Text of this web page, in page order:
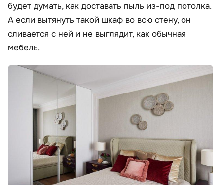
будет думать, как доставать пыль из-под потолка.
А если вытянуть такой шкаф во всю стену, он
сливается с ней и не выглядит, как обычная
мебель.